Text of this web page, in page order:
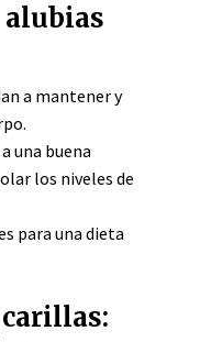
a mantener y
una buena
los niveles de
para una dieta